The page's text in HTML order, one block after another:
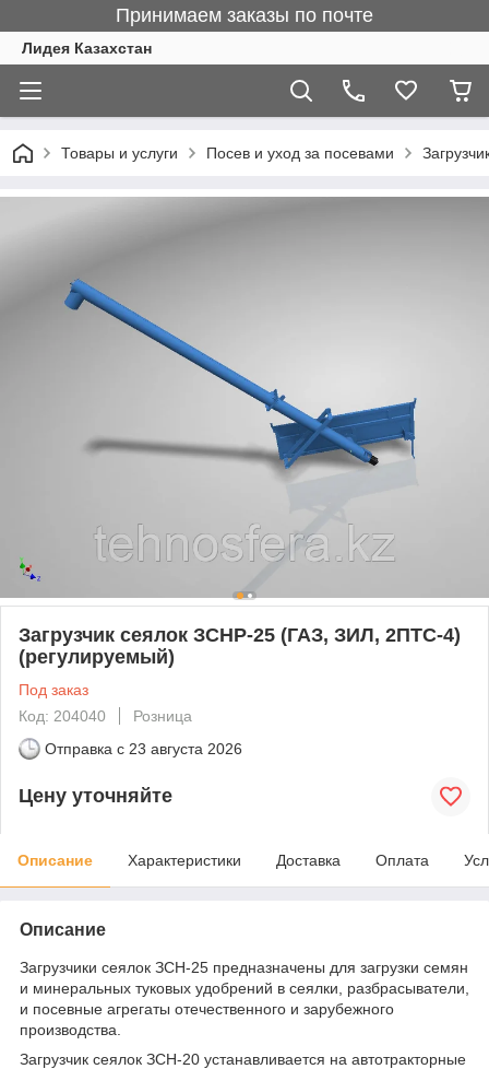
Принимаем заказы по почте
Лидея Казахстан
Товары и услуги Посев и уход за посевами
Загрузчик сеялок ЗСНР-25 (ГАЗ, ЗИЛ, 2ПТС-4)
(регулируемый)
Под заказ
Код: 204040
Розница
Отправка с 23 августа 2026
Цену уточняйте
Описание Характеристики Доставка Оплата
Описание
Загрузчики сеялок ЗСН-25 предназначены для загрузки семян
и минеральных туковых удобрений в сеялки, разбрасыватели,
и посевные агрегаты отечественного и зарубежного
производства.
Загрузчик сеялок ЗСН-20 устанавливается на автотракторные